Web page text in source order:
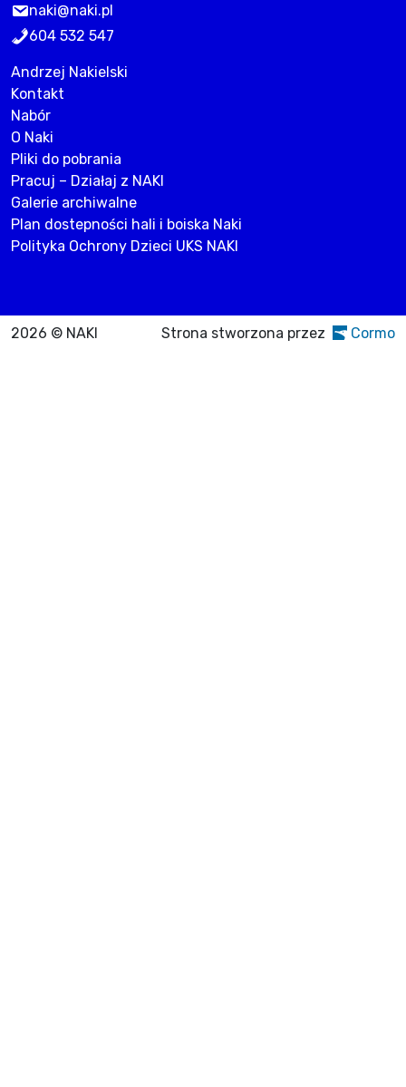
naki@naki.pl
604 532 547
Andrzej Nakielski
Kontakt
Nabór
O Naki
Pliki do pobrania
Pracuj – Działaj z NAKI
Galerie archiwalne
Plan dostepności hali i boiska Naki
Polityka Ochrony Dzieci UKS NAKI
2026 © NAKI Strona stworzona przez Cormo